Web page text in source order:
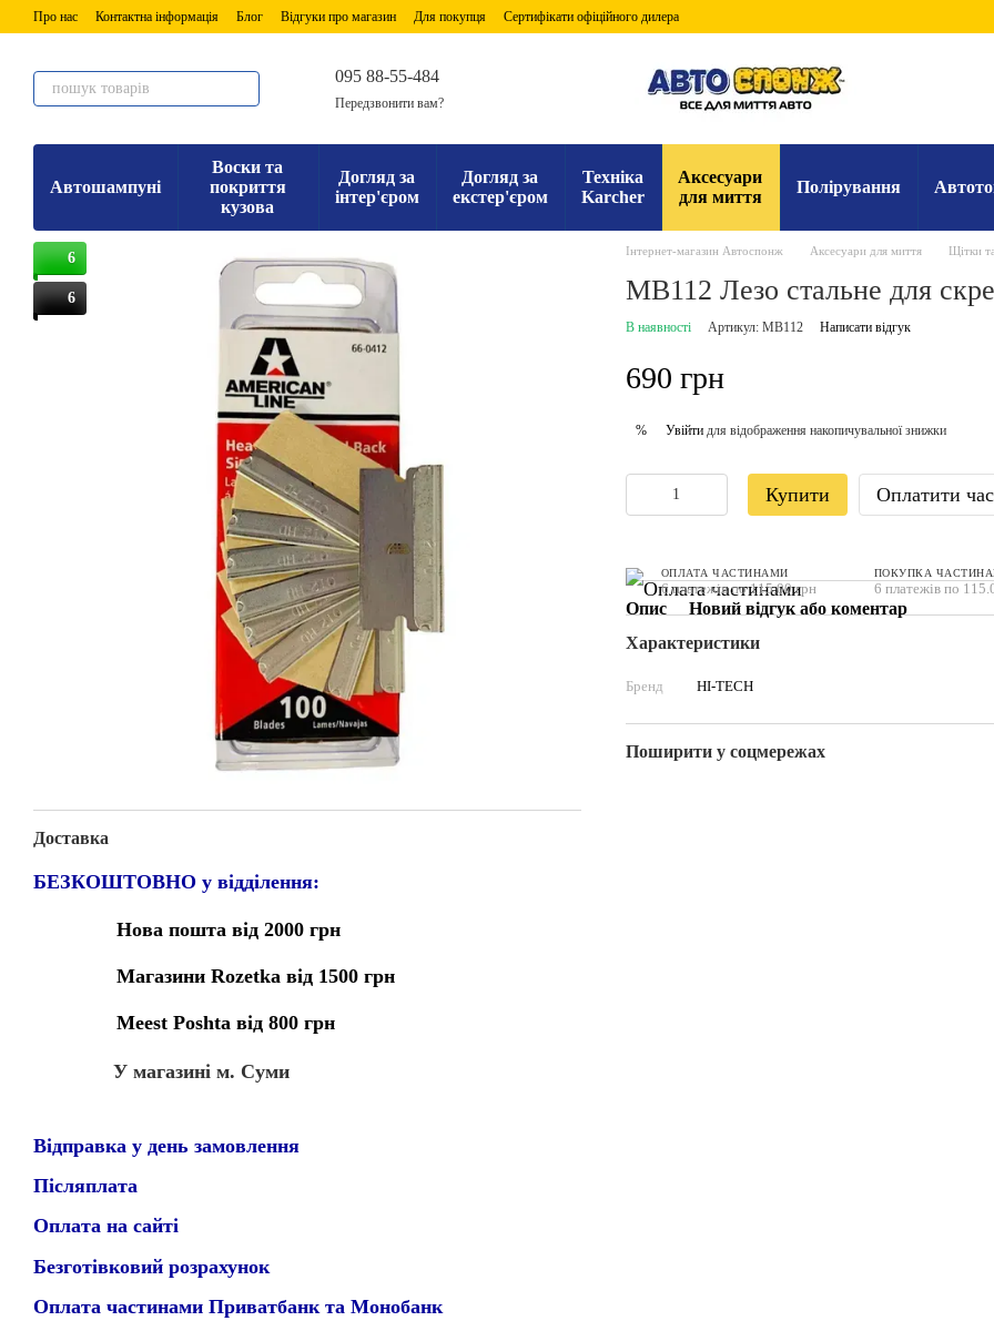
Перейти до основного контенту
Про нас Контактна інформація Блог Відгуки про магазин Для покупця Сертифікати офіційного дилера
095 88-55-484
Передзвонити вам?
Автошампуні
Воски та
покриття
кузова
Догляд за
інтер'єром
Догляд за
екстер'єром
Техніка
Karcher
Аксесуари
для миття
Полірування
6
6
Доставка
БЕЗКОШТОВНО у відділення:
Нова пошта від 2000 грн
Магазини Rozetka від 1500 грн
Meest Poshta від 800 грн
У магазині м. Суми
Відправка у день замовлення
Післяплата
Оплата на сайті
Безготівковий розрахунок
Оплата частинами Приватбанк та Монобанк
Інтернет-магазин Автоспонж Аксесуари для миття Щітки
MB112 Лезо стальне для
В наявності Артикул: MB112 Написати відгук
690 грн
% Увійтидля відображення накопичувальної знижки
Купити Оплатити
ОПЛАТА ЧАСТИНАМИ
6 платежів по 115.00 грн
ПОКУПКА
6 платежів по
Опис
Новий відгук або коментар
Характеристики
Бренд HI-TECH
Поширити у соцмережах